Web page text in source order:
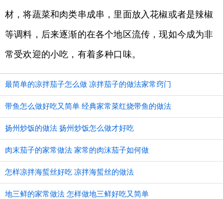
材，将蔬菜和肉类串成串，里面放入花椒或者是辣椒
等调料，后来逐渐的在各个地区流传，现如今成为非
常受欢迎的小吃，有着多种口味。
最简单的凉拌茄子怎么做 凉拌茄子的做法家常窍门
带鱼怎么做好吃又简单 经典家常菜红烧带鱼的做法
扬州炒饭的做法 扬州炒饭怎么做才好吃
肉末茄子的家常做法 家常的肉沫茄子如何做
怎样凉拌海蜇丝好吃 凉拌海蜇丝的做法
地三鲜的家常做法 怎样做地三鲜好吃又简单